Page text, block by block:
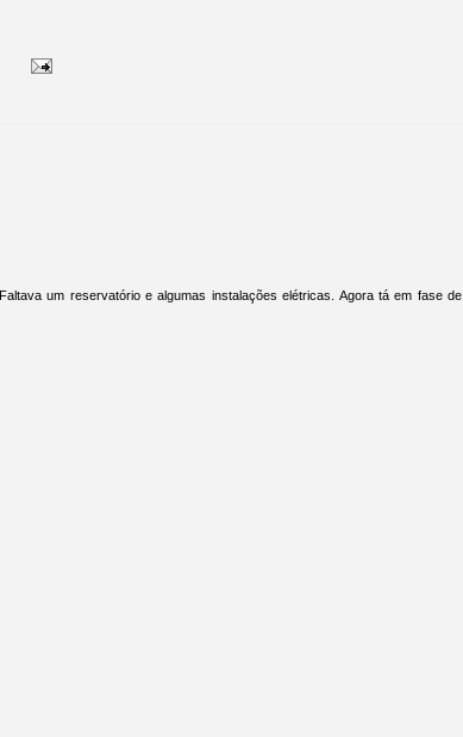
um reservatório e algumas instalações elétricas. Agora tá em fase de